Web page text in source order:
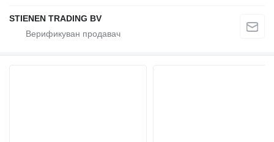
STIENEN TRADING BV